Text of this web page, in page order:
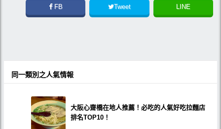
FB Tweet LINE
同一類別之人氣情報
大阪心齋橋在地人推薦！必吃的人氣好吃拉麵店
排名TOP10！